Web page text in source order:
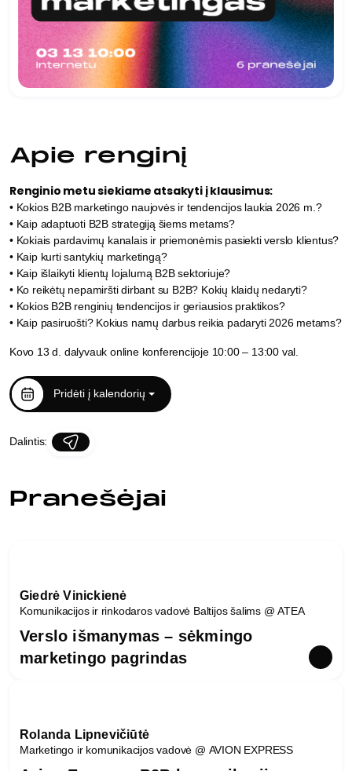
Apie renginį
Renginio metu siekiame atsakyti į klausimus:
• Kokios B2B marketingo naujovės ir tendencijos laukia 2026 m.?
• Kaip adaptuoti B2B strategiją šiems metams?
• Kokiais pardavimų kanalais ir priemonėmis pasiekti verslo klientus?
• Kaip kurti santykių marketingą?
• Kaip išlaikyti klientų lojalumą B2B sektoriuje?
• Ko reikėtų nepamiršti dirbant su B2B? Kokių klaidų nedaryti?
• Kokios B2B renginių tendencijos ir geriausios praktikos?
• Kaip pasiruošti? Kokius namų darbus reikia padaryti 2026 metams?
Kovo 13 d. dalyvauk online konferencijoje 10:00 – 13:00 val.
Pridėti į kalendorių
Dalintis:
Pranešėjai
Giedrė Vinickienė
Komunikacijos ir rinkodaros vadovė Baltijos šalims @ ATEA
Verslo išmanymas – sėkmingo
marketingo pagrindas
Rolanda Lipnevičiūtė
Marketingo ir komunikacijos vadovė @ AVION EXPRESS